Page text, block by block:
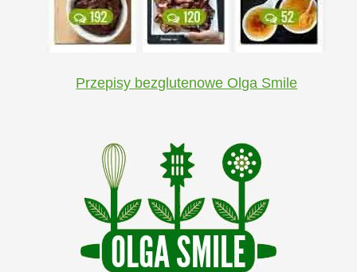
Przepisy bezglutenowe Olga Smile